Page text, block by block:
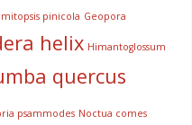
pinicola Geopora
helix Himantoglossum
quercus
psammodes Noctua comes